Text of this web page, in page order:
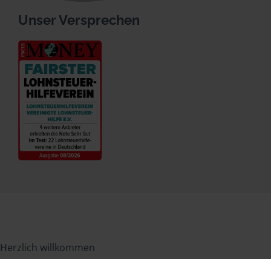
Unser Versprechen
Herzlich willkommen